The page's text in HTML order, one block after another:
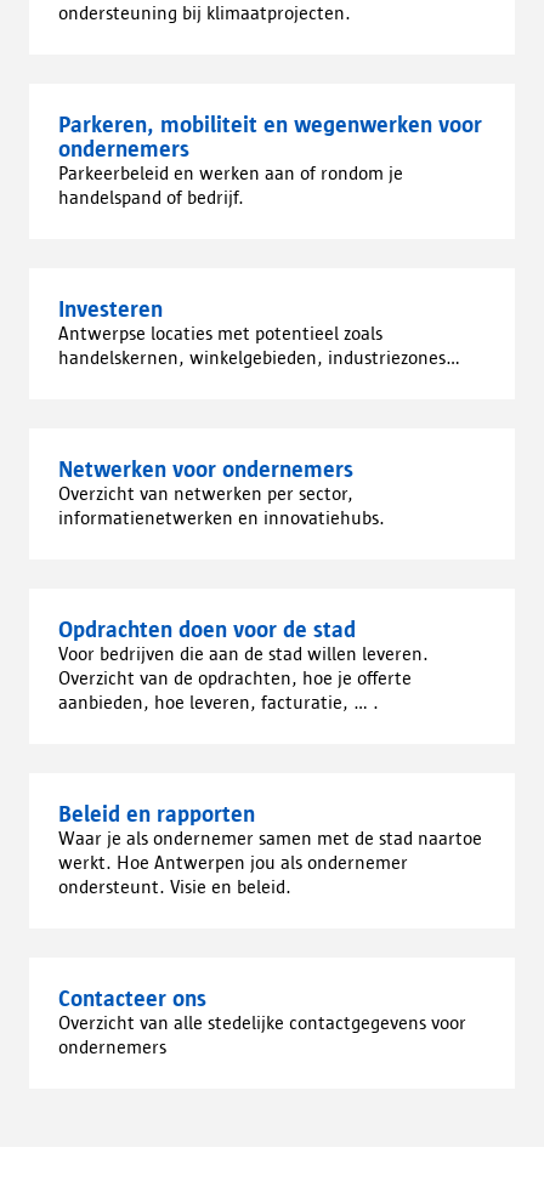
ondersteuning bij klimaatprojecten.
Parkeren, mobiliteit en wegenwerken voor
ondernemers
Parkeerbeleid en werken aan of rondom je
handelspand of bedrijf.
Investeren
Antwerpse locaties met potentieel zoals
handelskernen, winkelgebieden, industriezones...
Netwerken voor ondernemers
Overzicht van netwerken per sector,
informatienetwerken en innovatiehubs.
Opdrachten doen voor de stad
Voor bedrijven die aan de stad willen leveren.
Overzicht van de opdrachten, hoe je offerte
aanbieden, hoe leveren, facturatie, ... .
Beleid en rapporten
Waar je als ondernemer samen met de stad naartoe
werkt. Hoe Antwerpen jou als ondernemer
ondersteunt. Visie en beleid.
Contacteer ons
Overzicht van alle stedelijke contactgegevens voor
ondernemers